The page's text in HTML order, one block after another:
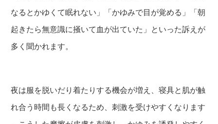
なるとかゆくて眠れない」「かゆみで目が覚める」「朝
起きたら無意識に掻いて血が出ていた」といった訴えが
多く聞かれます。
夜は服を脱いだり着たりする機会が増え、寝具と肌が触
れ合う時間も長くなるため、刺激を受けやすくなります